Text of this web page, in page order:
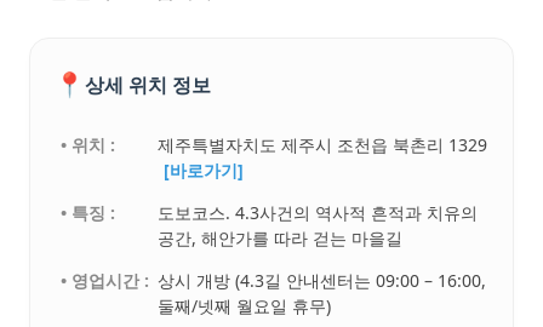
📍 상세 위치 정보
• 위치 :
제주특별자치도 제주시 조천읍 북촌리 1329
[바로가기]
• 특징 :
도보코스. 4.3사건의 역사적 흔적과 치유의
공간, 해안가를 따라 걷는 마을길
• 영업시간 : 상시 개방 (4.3길 안내센터는 09:00 – 16:00,
둘째/넷째 월요일 휴무)